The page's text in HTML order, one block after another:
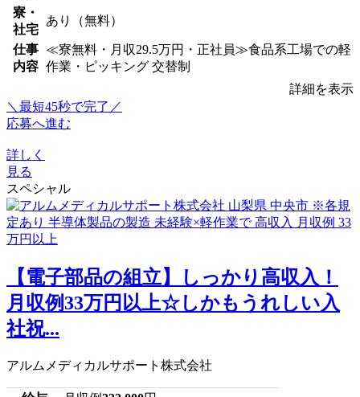
寮・
社宅
あり（無料）
仕事
内容
≪寮無料・月収29.5万円・正社員≫食品系工場での軽
作業・ピッキング 交替制
詳細を表示
＼最短45秒で完了／
応募へ進む
詳しく
見る
スペシャル
【電子部品の組立】しっかり高収入！
月収例33万円以上☆しかもうれしい入
社祝...
アルムメディカルサポート株式会社